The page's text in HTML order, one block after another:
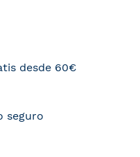
desde 60€
seguro